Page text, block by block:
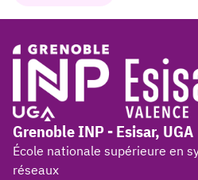
Grenoble INP - Esisar, UGA
École nationale supérieure en
réseaux